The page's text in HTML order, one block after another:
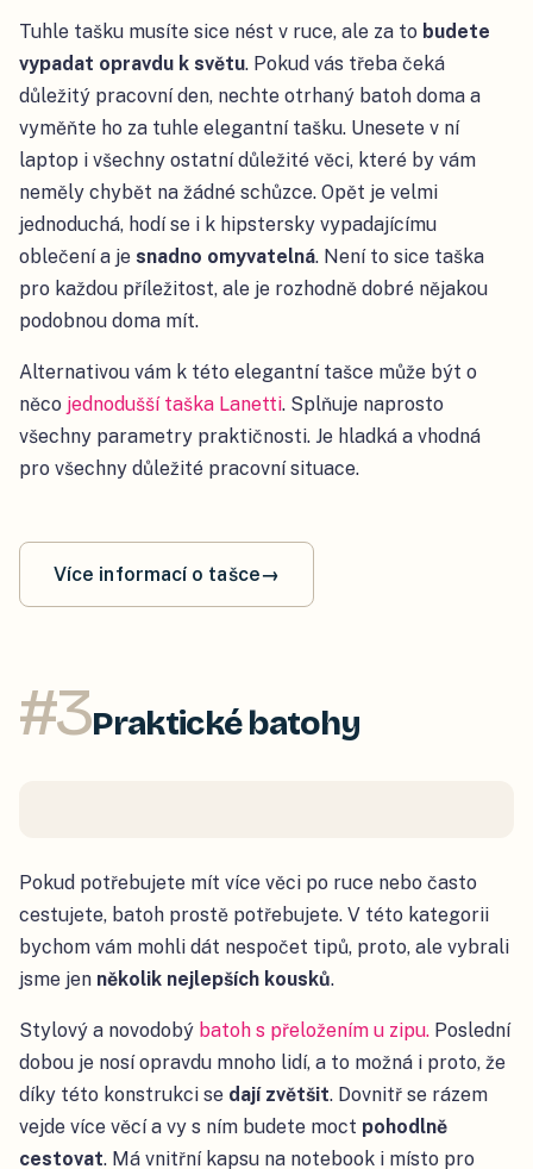
Tuhle tašku musíte sice nést v ruce, ale za to budete
vypadat opravdu k světu. Pokud vás třeba čeká
důležitý pracovní den, nechte otrhaný batoh doma a
vyměňte ho za tuhle elegantní tašku. Unesete v ní
laptop i všechny ostatní důležité věci, které by vám
neměly chybět na žádné schůzce. Opět je velmi
jednoduchá, hodí se i k hipstersky vypadajícímu
oblečení a je snadno omyvatelná. Není to sice taška
pro každou příležitost, ale je rozhodně dobré nějakou
podobnou doma mít.
Alternativou vám k této elegantní tašce může být o
něco jednodušší taška Lanetti. Splňuje naprosto
všechny parametry praktičnosti. Je hladká a vhodná
pro všechny důležité pracovní situace.
Více informací o tašce→
#3Praktické batohy
Pokud potřebujete mít více věci po ruce nebo často
cestujete, batoh prostě potřebujete. V této kategorii
bychom vám mohli dát nespočet tipů, proto, ale vybrali
jsme jen několik nejlepších kousků.
Stylový a novodobý batoh s přeložením u zipu. Poslední
dobou je nosí opravdu mnoho lidí, a to možná i proto, že
díky této konstrukci se dají zvětšit. Dovnitř se rázem
vejde více věcí a vy s ním budete moct pohodlně
cestovat. Má vnitřní kapsu na notebook i místo pro